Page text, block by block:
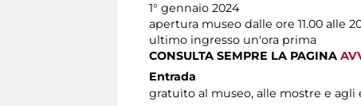
1° gennaio 2024
apertura museo dalle ore 11.00 alle
ultimo ingresso un'ora prima
CONSULTA SEMPRE LA PAGINA
Entrada
gratuito al museo, alle mostre e agli